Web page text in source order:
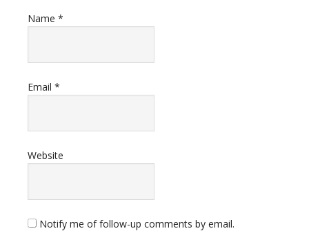
Name *
Email *
Website
Notify me of follow-up comments by email.